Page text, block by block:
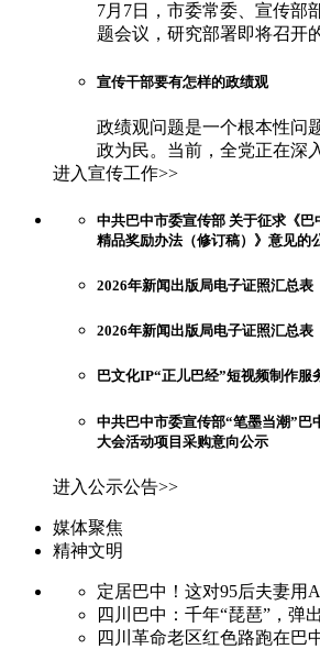
7月7日，市委常委、宣传部
题会议，研究部署即将召开
宣传干部要有怎样的政绩观
政绩观问题是一个根本性问
政为民。当前，全党正在深
进入宣传工作>>
中共巴中市委宣传部 关于征求《
精品奖励办法（修订稿）》意见的
2026年新闻出版局电子证照汇总表
2026年新闻出版局电子证照汇总表
巴文化IP“正儿巴经”短视频制作服
中共巴中市委宣传部“笔墨当潮”巴
大会活动项目采购意向公示
进入公示公告>>
媒体聚焦
精神文明
定居巴中！这对95后夫妻用
四川巴中：千年“琵琶”，弹
四川革命老区红色路跑在巴